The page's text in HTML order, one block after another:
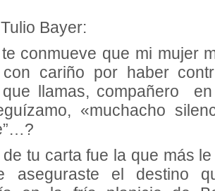
Bayer:
conmueve que mi mujer
con cariño por haber
que llamas, compañero
«muchacho
de tu carta fue la que más
aseguraste el destino